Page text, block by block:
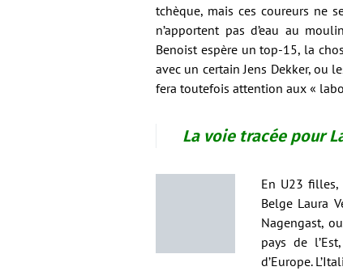
tchèque, mais ces coureurs ne
n’apportent pas d’eau au
Benoist espère un top-15, la
avec un certain Jens Dekker, ou
fera toutefois attention aux «
La voie tracée pour
En U23
Belge Laura
Nagengast,
pays de
d’Europe.